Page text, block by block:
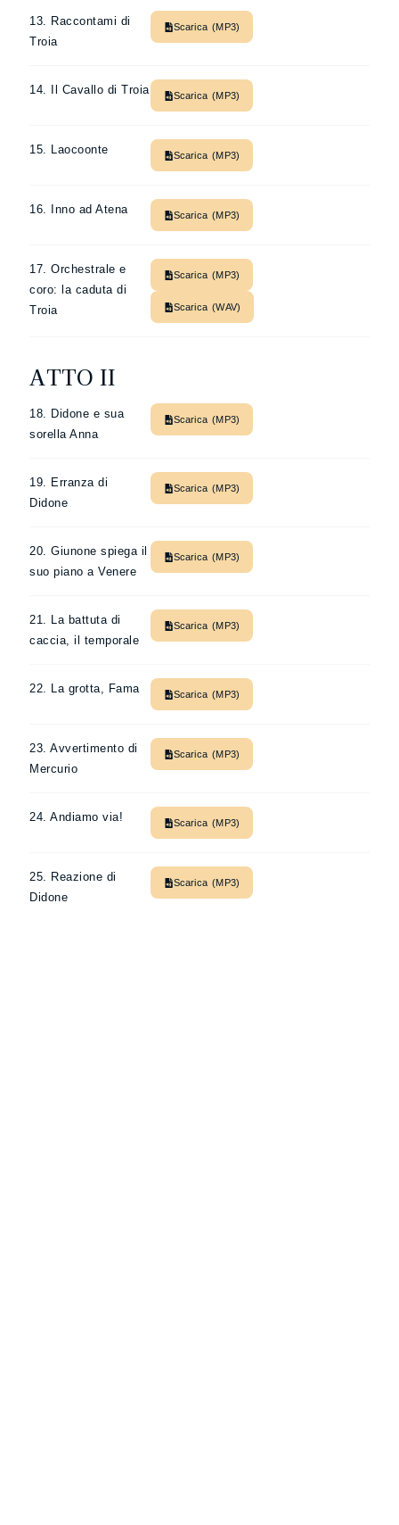
13. Raccontami di
Troia
Scarica (MP3)
14. Il Cavallo di Troia Scarica (MP3)
15. Laocoonte Scarica (MP3)
16. Inno ad Atena Scarica (MP3)
17. Orchestrale e
coro: la caduta di
Troia
Scarica (MP3)
Scarica (WAV)
ATTO II
18. Didone e sua
sorella Anna
Scarica (MP3)
19. Erranza di
Didone
Scarica (MP3)
20. Giunone spiega il
suo piano a Venere
Scarica (MP3)
21. La battuta di
caccia, il temporale
Scarica (MP3)
22. La grotta, Fama Scarica (MP3)
23. Avvertimento di
Mercurio
Scarica (MP3)
24. Andiamo via! Scarica (MP3)
25. Reazione di
Didone
Scarica (MP3)